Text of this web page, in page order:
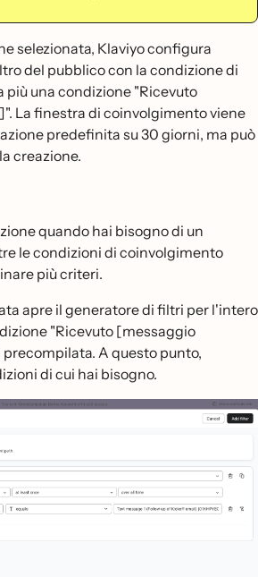
selezionata, Klaviyo configura
del pubblico con la condizione di
una condizione "Ricevuto
La finestra di coinvolgimento viene
predefinita su 30 giorni, ma può
creazione.
quando hai bisogno di un
le condizioni di coinvolgimento
più criteri.
apre il generatore di filtri per l'intero
"Ricevuto [messaggio
A questo punto,
di cui hai bisogno.